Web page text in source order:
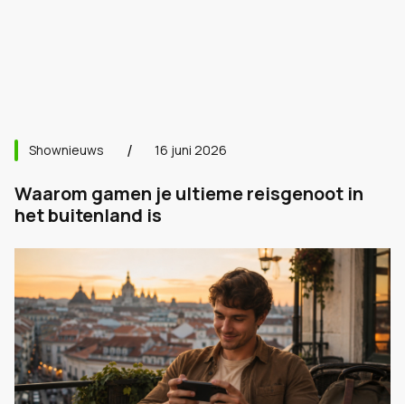
Shownieuws 16 juni 2026
Waarom gamen je ultieme reisgenoot in
het buitenland is